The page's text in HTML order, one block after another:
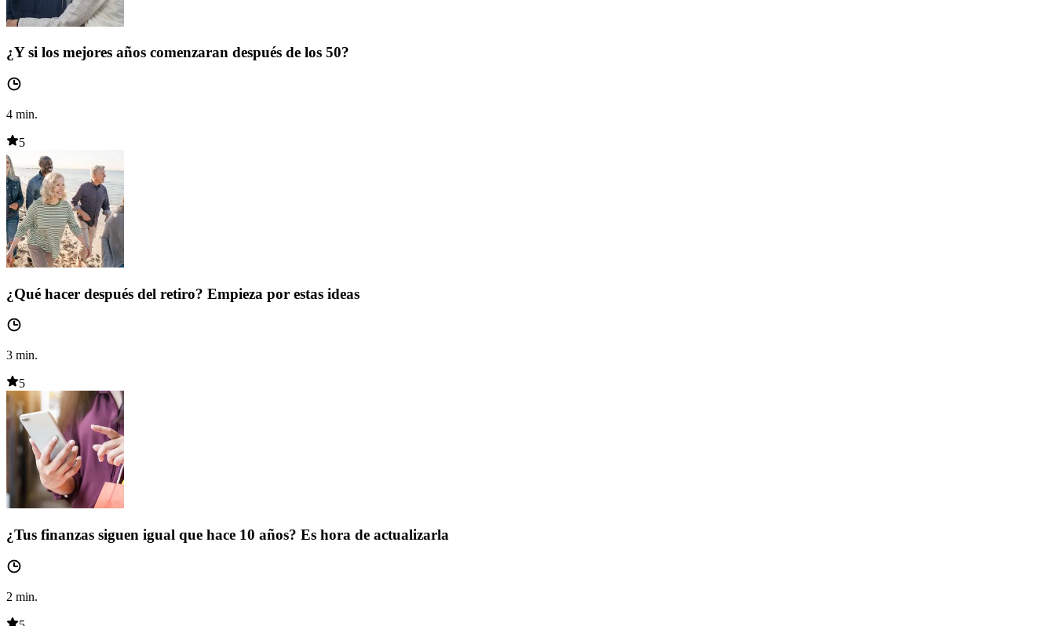
¿Y si los mejores años comenzaran después de los 50?
4 min.
5
¿Qué hacer después del retiro? Empieza por estas ideas
3 min.
5
¿Tus finanzas siguen igual que hace 10 años? Es hora de actualizarla
2 min.